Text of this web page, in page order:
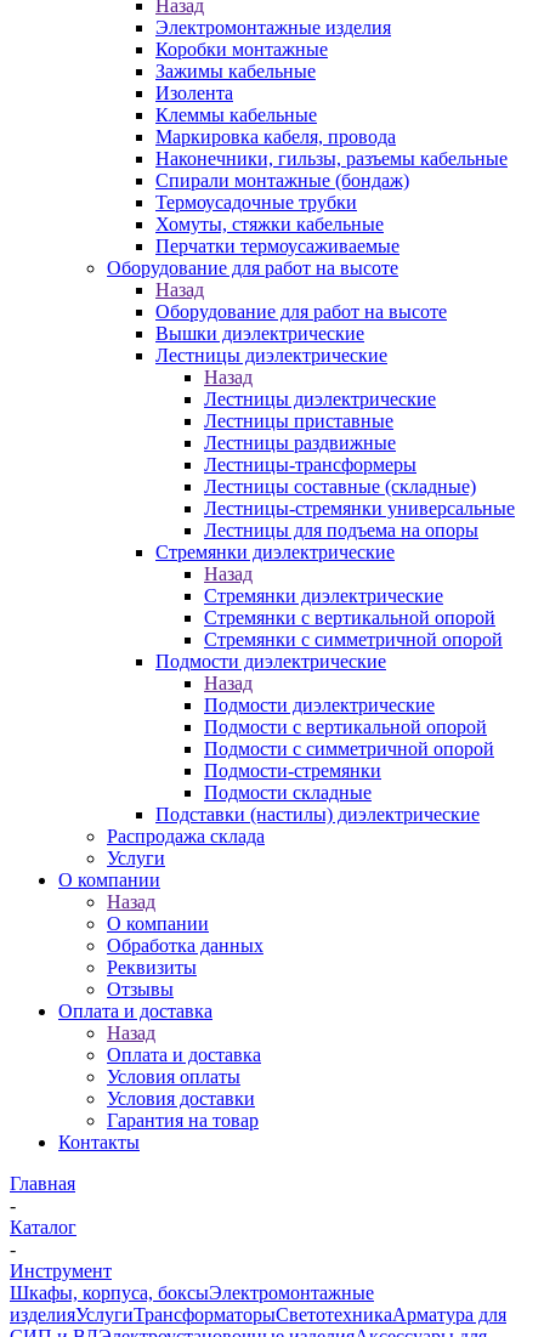
Назад
Электромонтажные изделия
Коробки монтажные
Зажимы кабельные
Изолента
Клеммы кабельные
Маркировка кабеля, провода
Наконечники, гильзы, разъемы кабельные
Спирали монтажные (бондаж)
Термоусадочные трубки
Хомуты, стяжки кабельные
Перчатки термоусаживаемые
Оборудование для работ на высоте
Назад
Оборудование для работ на высоте
Вышки диэлектрические
Лестницы диэлектрические
Назад
Лестницы диэлектрические
Лестницы приставные
Лестницы раздвижные
Лестницы-трансформеры
Лестницы составные (складные)
Лестницы-стремянки универсальные
Лестницы для подъема на опоры
Стремянки диэлектрические
Назад
Стремянки диэлектрические
Стремянки с вертикальной опорой
Стремянки с симметричной опорой
Подмости диэлектрические
Назад
Подмости диэлектрические
Подмости с вертикальной опорой
Подмости с симметричной опорой
Подмости-стремянки
Подмости складные
Подставки (настилы) диэлектрические
Распродажа склада
Услуги
О компании
Назад
О компании
Обработка данных
Реквизиты
Отзывы
Оплата и доставка
Назад
Оплата и доставка
Условия оплаты
Условия доставки
Гарантия на товар
Контакты
Главная
-
Каталог
-
Инструмент
Шкафы, корпуса, боксыЭлектромонтажные
изделияУслугиТрансформаторыСветотехникаАрматура для